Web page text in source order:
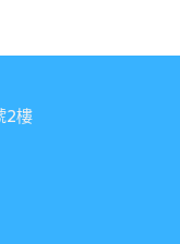
2樓